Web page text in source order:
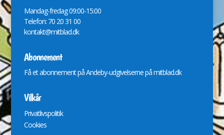
Mandag-fredag 09:00-15:00
Telefon: 70 20 31 00
kontakt@mitblad.dk
Abonnement
Få et abonnement på Andeby-udgivelserne påmitblad.dk
Vilkår
Privatlivspolitik
Cookies